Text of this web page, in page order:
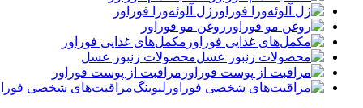
ژل آلوئه‌ورا فوراور
روغن مو فوراور
مکمل‌های غذایی فوراور
محصولات زنبور عسل
مراقبت از پوست فوراور
مراقبت‌های شخصی